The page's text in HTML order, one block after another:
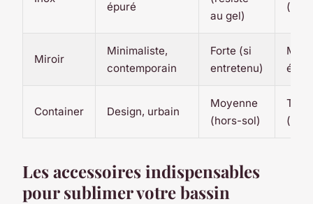
épuré
au gel)
Miroir
Minimaliste,
contemporain
Forte (si
entretenu)
Container Design, urbain
Moyenne
(hors-sol)
Très
Les accessoires indispensables
pour sublimer votre bassin